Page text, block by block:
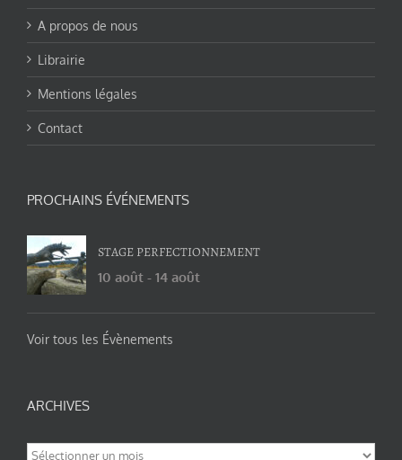
A propos de nous
Librairie
Mentions légales
Contact
PROCHAINS ÉVÉNEMENTS
STAGE PERFECTIONNEMENT
10 août - 14 août
Voir tous les Évènements
ARCHIVES
Archives